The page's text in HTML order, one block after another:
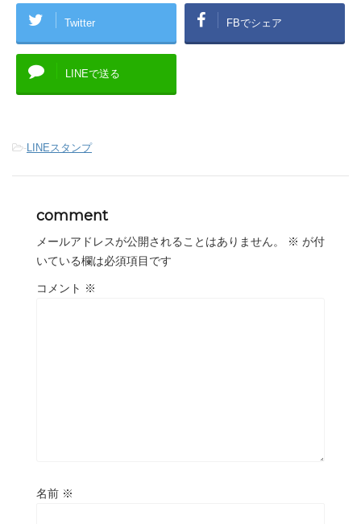
Twitter FBでシェア
LINEで送る
-LINEスタンプ
comment
メールアドレスが公開されることはありません。 ※ が付
いている欄は必須項目です
コメント ※
名前 ※